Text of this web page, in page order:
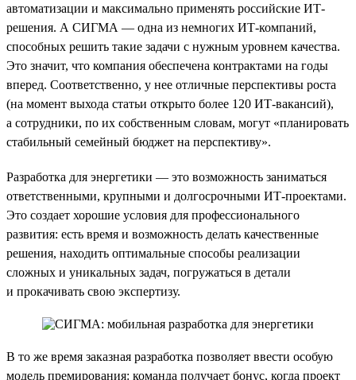
автоматизации и максимально применять российские ИТ-
решения. А СИГМА — одна из немногих ИТ-компаний,
способных решить такие задачи с нужным уровнем качества.
Это значит, что компания обеспечена контрактами на годы
вперед. Соответственно, у нее отличные перспективы роста
(на момент выхода статьи открыто более 120 ИТ-вакансий),
а сотрудники, по их собственным словам, могут «планировать
стабильный семейный бюджет на перспективу».
Разработка для энергетики — это возможность заниматься
ответственными, крупными и долгосрочными ИТ-проектами.
Это создает хорошие условия для профессионального
развития: есть время и возможность делать качественные
решения, находить оптимальные способы реализации
сложных и уникальных задач, погружаться в детали
и прокачивать свою экспертизу.
В то же время заказная разработка позволяет ввести особую
модель премирования: команда получает бонус, когда проект